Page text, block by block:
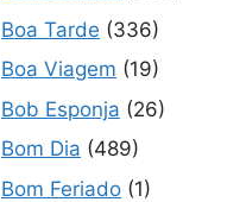
Boa Tarde (336)
Boa Viagem (19)
Bob Esponja (26)
Bom Dia (489)
Bom Feriado (1)